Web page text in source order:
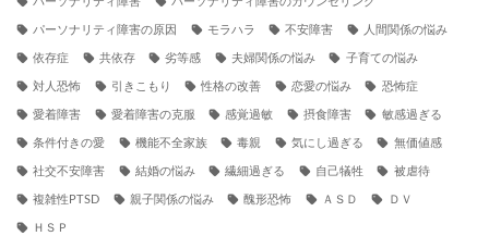
パーソナリティ障害 パーソナリティ障害のカウンセリング
パーソナリティ障害の原因 モラハラ 不安障害 人間関係の悩み
依存症 共依存 劣等感 夫婦関係の悩み 子育ての悩み
対人恐怖 引きこもり 性格の改善 恋愛の悩み 恐怖症
愛着障害 愛着障害の克服 感覚過敏 摂食障害 敏感過ぎる
条件付きの愛 機能不全家族 毒親 気にし過ぎる 無価値感
社交不安障害 結婚の悩み 繊細過ぎる 自己犠牲 被虐待
複雑性PTSD 親子関係の悩み 醜形恐怖 ＡＳＤ ＤＶ
ＨＳＰ